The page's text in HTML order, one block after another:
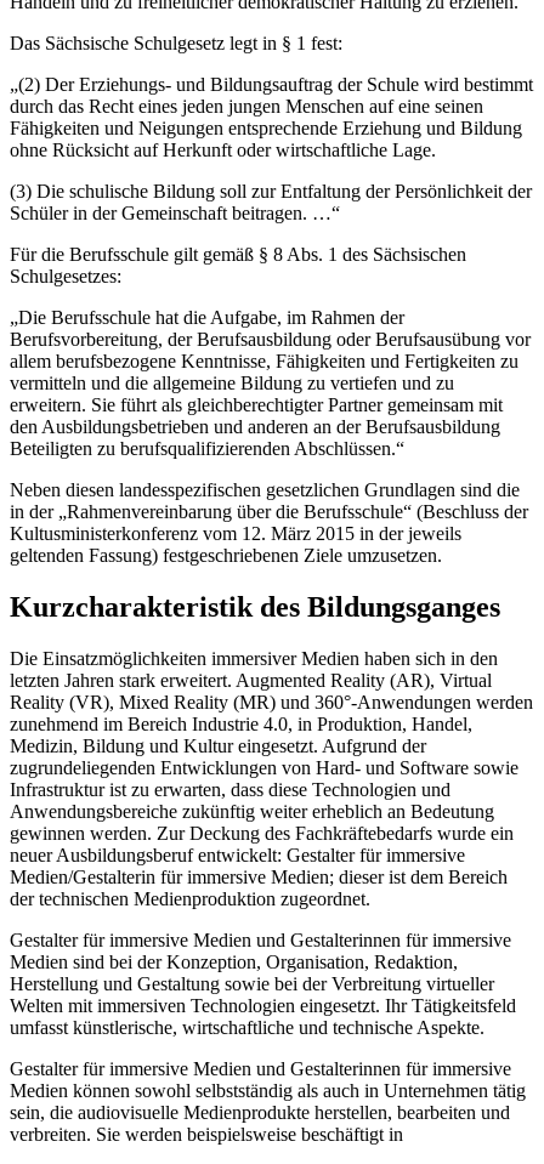
Das Sächsische Schulgesetz legt in § 1 fest:
„(2) Der Erziehungs- und Bildungsauftrag der Schule wird bestimmt
durch das Recht eines jeden jungen Menschen auf eine seinen
Fähigkeiten und Neigungen entsprechende Erziehung und Bildung
ohne Rücksicht auf Herkunft oder wirtschaftliche Lage.
(3) Die schulische Bildung soll zur Entfaltung der Persönlichkeit der
Schüler in der Gemeinschaft beitragen. …“
Für die Berufsschule gilt gemäß § 8 Abs. 1 des Sächsischen
Schulgesetzes:
„Die Berufsschule hat die Aufgabe, im Rahmen der
Berufsvorbereitung, der Berufsausbildung oder Berufsausübung vor
allem berufsbezogene Kenntnisse, Fähigkeiten und Fertigkeiten zu
vermitteln und die allgemeine Bildung zu vertiefen und zu
erweitern. Sie führt als gleichberechtigter Partner gemeinsam mit
den Ausbildungsbetrieben und anderen an der Berufsausbildung
Beteiligten zu berufsqualifizierenden Abschlüssen.“
Neben diesen landesspezifischen gesetzlichen Grundlagen sind die
in der „Rahmenvereinbarung über die Berufsschule“ (Beschluss der
Kultusministerkonferenz vom 12. März 2015 in der jeweils
geltenden Fassung) festgeschriebenen Ziele umzusetzen.
Kurzcharakteristik des Bildungsganges
Die Einsatzmöglichkeiten immersiver Medien haben sich in den
letzten Jahren stark erweitert. Augmented Reality (AR), Virtual
Reality (VR), Mixed Reality (MR) und 360°-Anwendungen werden
zunehmend im Bereich Industrie 4.0, in Produktion, Handel,
Medizin, Bildung und Kultur eingesetzt. Aufgrund der
zugrundeliegenden Entwicklungen von Hard- und Software sowie
Infrastruktur ist zu erwarten, dass diese Technologien und
Anwendungsbereiche zukünftig weiter erheblich an Bedeutung
gewinnen werden. Zur Deckung des Fachkräftebedarfs wurde ein
neuer Ausbildungsberuf entwickelt: Gestalter für immersive
Medien/Gestalterin für immersive Medien; dieser ist dem Bereich
der technischen Medienproduktion zugeordnet.
Gestalter für immersive Medien und Gestalterinnen für immersive
Medien sind bei der Konzeption, Organisation, Redaktion,
Herstellung und Gestaltung sowie bei der Verbreitung virtueller
Welten mit immersiven Technologien eingesetzt. Ihr Tätigkeitsfeld
umfasst künstlerische, wirtschaftliche und technische Aspekte.
Gestalter für immersive Medien und Gestalterinnen für immersive
Medien können sowohl selbstständig als auch in Unternehmen tätig
sein, die audiovisuelle Medienprodukte herstellen, bearbeiten und
verbreiten. Sie werden beispielsweise beschäftigt in